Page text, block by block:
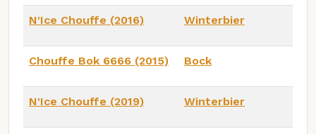
N'Ice Chouffe (2016) Winterbier
Chouffe Bok 6666 (2015) Bock
N'Ice Chouffe (2019) Winterbier